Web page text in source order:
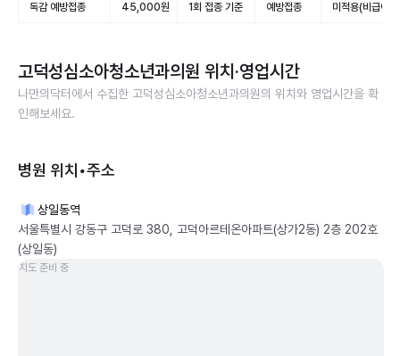
독감 예방접종 45,000원 1회 접종 기준 예방접종 미적용(비급여)
고덕성심소아청소년과의원 위치·영업시간
나만의닥터에서 수집한 고덕성심소아청소년과의원의 위치와 영업시간을 확
인해보세요.
병원 위치•주소
상일동역
서울특별시 강동구 고덕로 380, 고덕아르테온아파트(상가2동) 2층 202호
(상일동)
지도 준비 중